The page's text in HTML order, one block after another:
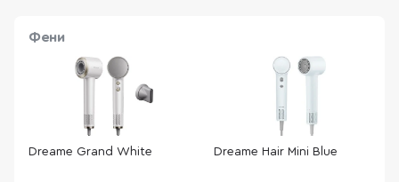
Фени
Dreame Grand White Dreame Hair Mini Blue